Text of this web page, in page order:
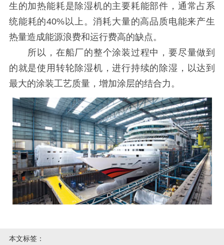
生的加热能耗是除湿机的主要耗能部件，通常占系
统能耗的40%以上。消耗大量的高品质电能来产生
热量造成能源浪费和运行费高的缺点。
所以，在船厂的整个涂装过程中，要尽量做到
的就是使用转轮除湿机，进行持续的除湿，以达到
最大的涂装工艺质量，增加涂层的结合力。
本文标签：